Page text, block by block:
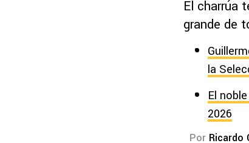
El charrúa
grande de
la
El
2026
Por Ricardo